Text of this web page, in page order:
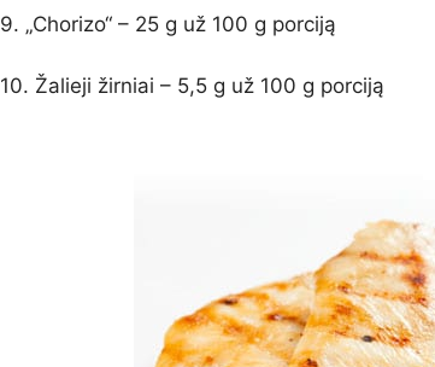
9. „Chorizo“ – 25 g už 100 g porciją
10. Žalieji žirniai – 5,5 g už 100 g porciją